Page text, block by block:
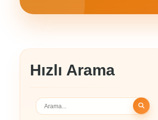
Sipariş
Takibi
İletişim
0534Hızlı Arama